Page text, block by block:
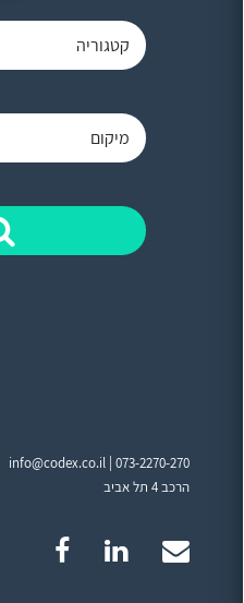
קטגוריה
מיקום
info@codex.co.il |073-2270-270
הרכב 4 תל אביב